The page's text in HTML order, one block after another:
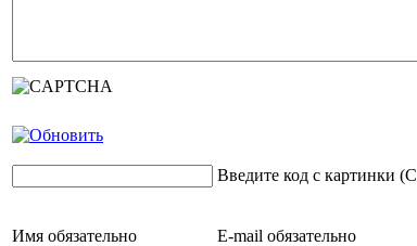
Введите код с картинки
Имя обязательно E-mail обязательно